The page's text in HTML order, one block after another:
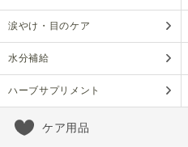
涙やけ・目のケア
水分補給
ハーブサプリメント
ケア用品